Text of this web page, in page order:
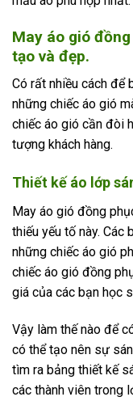
May áo gió
tạo và đẹp.
Có rất nhiều cách để
những chiếc áo gió
chiếc áo gió cần đòi
tượng khách hàng.
Thiết kế áo lớp
May áo gió đồng
thiếu yếu tố này. Các
những chiếc áo gió
chiếc áo gió đồng
giá của các bạn học
Vậy làm thế nào để
có thể tạo nên sự
tìm ra bảng thiết kế
các thành viên trong